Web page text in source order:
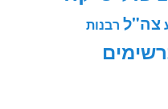
צה"ל רבנות